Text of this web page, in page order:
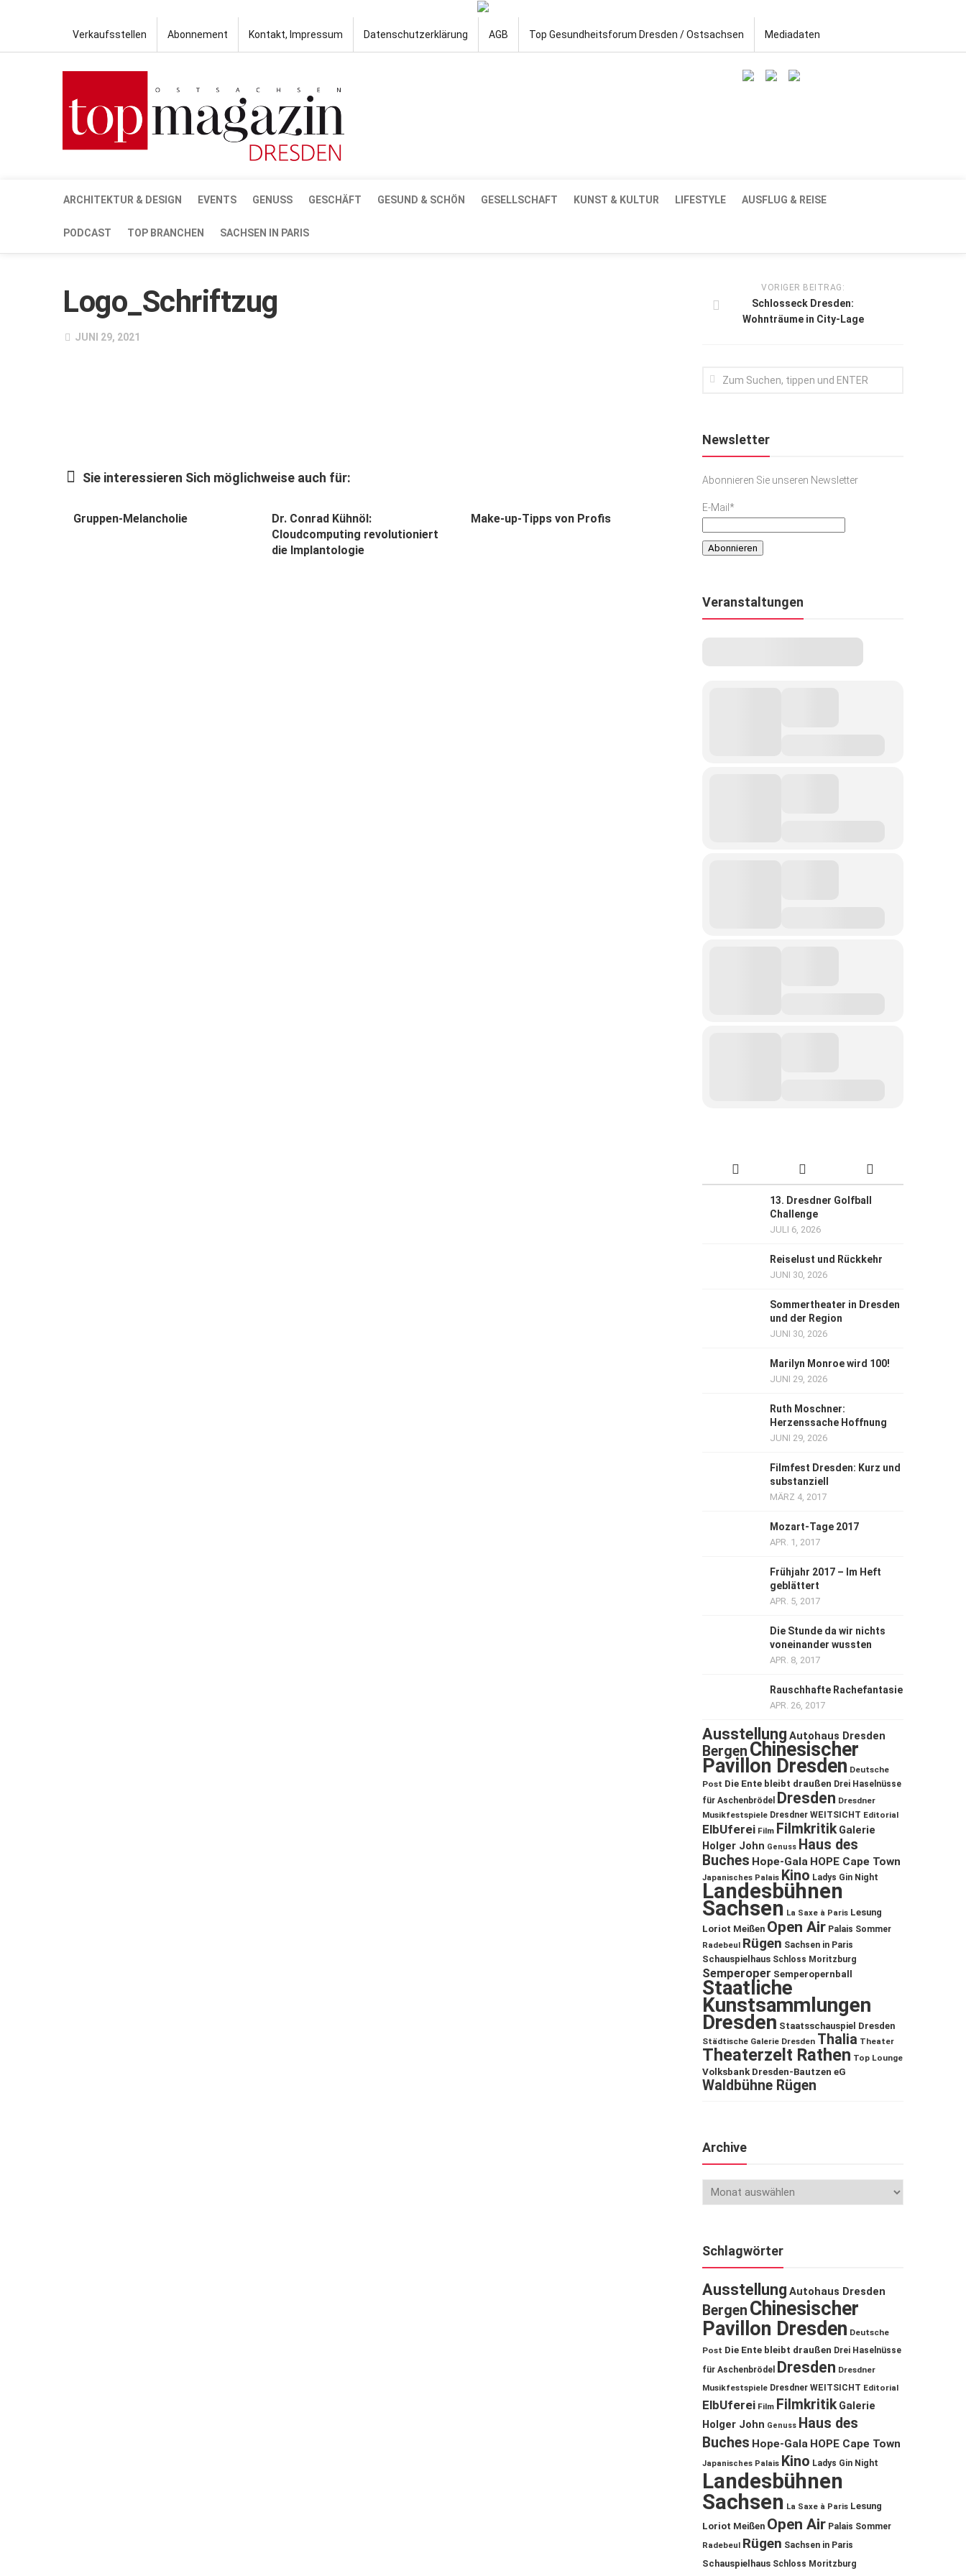
Verkaufsstellen Abonnement Kontakt, Impressum Datenschutzerklärung AGB Top Gesundheitsforum Dresden / Ostsachsen Mediadaten
ARCHITEKTUR & DESIGN EVENTS GENUSS GESCHÄFT GESUND & SCHÖN GESELLSCHAFT KUNST & KULTUR LIFESTYLE AUSFLUG & REISE
PODCAST TOP BRANCHEN SACHSEN IN PARIS
Logo_Schriftzug
JUNI 29, 2021
Sie interessieren Sich möglichweise auch für:
Gruppen-Melancholie
Dr. Conrad Kühnöl:
Cloudcomputing revolutioniert
die Implantologie
Make-up-Tipps von Profis
VORIGER BEITRAG:
Schlosseck Dresden:
Wohnträume in City-Lage
Newsletter
Abonnieren Sie unseren Newsletter
E-Mail*
Veranstaltungen
13. Dresdner Golfball
Challenge
JULI 6, 2026
Reiselust und Rückkehr
JUNI 30, 2026
Sommertheater in Dresden
und der Region
JUNI 30, 2026
Marilyn Monroe wird 100!
JUNI 29, 2026
Ruth Moschner:
Herzenssache Hoffnung
JUNI 29, 2026
Filmfest Dresden: Kurz und
substanziell
MÄRZ 4, 2017
Mozart-Tage 2017
APR. 1, 2017
Frühjahr 2017 – Im Heft
geblättert
APR. 5, 2017
Die Stunde da wir nichts
voneinander wussten
APR. 8, 2017
Rauschhafte Rachefantasie
APR. 26, 2017
Ausstellung Autohaus Dresden
Bergen Chinesischer
Pavillon Dresden Deutsche
Post Die Ente bleibt draußen Drei Haselnüsse
für Aschenbrödel
Dresden Dresdner
Musikfestspiele Dresdner WEITSICHT Editorial
ElbUferei Film Filmkritik Galerie
Holger John Genuss Haus des
Buches Hope-Gala HOPE Cape Town
Japanisches Palais Kino Ladys Gin Night
Landesbühnen
Sachsen La Saxe à Paris Lesung
Loriot Meißen Open Air Palais Sommer
Radebeul Rügen Sachsen in Paris
Schauspielhaus Schloss Moritzburg
Semperoper Semperopernball
Staatliche
Kunstsammlungen
Dresden Staatsschauspiel Dresden
Städtische Galerie Dresden Thalia Theater
Theaterzelt Rathen Top Lounge
Volksbank Dresden-Bautzen eG
Waldbühne Rügen
Archive
Schlagwörter
Ausstellung Autohaus Dresden
Bergen Chinesischer
Pavillon Dresden Deutsche
Post Die Ente bleibt draußen Drei Haselnüsse
für Aschenbrödel
Dresden Dresdner
Musikfestspiele Dresdner WEITSICHT Editorial
ElbUferei Film Filmkritik Galerie
Holger John Genuss Haus des
Buches Hope-Gala HOPE Cape Town
Japanisches Palais Kino Ladys Gin Night
Landesbühnen
Sachsen La Saxe à Paris Lesung
Loriot Meißen Open Air Palais Sommer
Radebeul Rügen Sachsen in Paris
Schauspielhaus Schloss Moritzburg